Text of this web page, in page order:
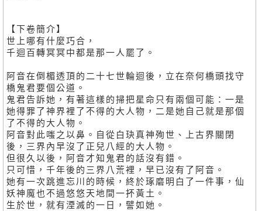
【下卷簡介】
世上哪有什麼巧合，
千迴百轉冥冥中都是那一人罷了。
阿音在倒楣透頂的二十七世輪迴後，立在奈何橋頭找守
橋鬼君要個公道。
鬼君告訴她，有著這樣的掃把星命只有兩個可能：一是
她得罪了神界裡了不得的大人物，二是她自己就是那個
了不得的大人物。
阿音對此嗤之以鼻。自從白玦真神殉世、上古界關閉
後，三界內早沒了正兒八經的大人物。
但很久以後，阿音才知鬼君的話沒有錯。
只可惜，千年後的三界八荒裡，早已沒有了阿音。
她有一次跳進忘川的時候，終於琢磨明白了一件事，仙
妖神魔也不過悠悠天地間一抔黃土。
生於世，就有湮滅的一日，譬如她。